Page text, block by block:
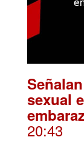
sexual
20:43